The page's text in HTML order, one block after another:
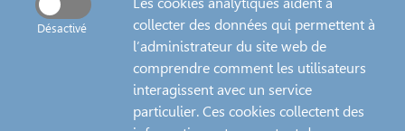
collecter des données qui permettent à
l’administrateur du site web de
comprendre comment les utilisateurs
interagissent avec un service
particulier. Ces cookies collectent des
Désactivé